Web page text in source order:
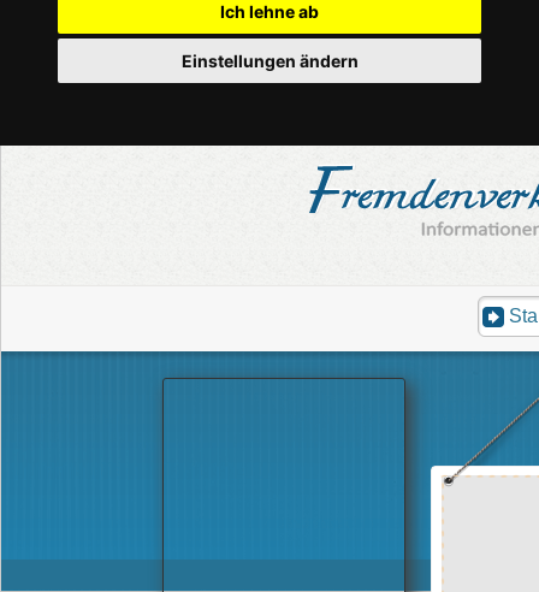
Ich lehne ab
Einstellungen ändern